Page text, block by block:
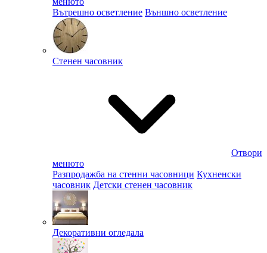
Вътрешно осветление Външно осветление
Стенен часовник
Отвори
менюто
Разпродажба на стенни часовници Кухненски
часовник Детски стенен часовник
Декоративни огледала